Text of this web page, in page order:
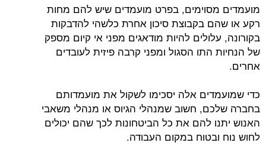
מועמדים מסוימים, בפרט מועמדים שיש להם מחות
רקע או שהם בקבוצת סיכון אחרת כלשהי להדבקות
בקורונה, עלולים להיות מודאגים מפני אי קיום מספק
של הנחיות התו הסגול ומפני קרבה פיזית לעובדים
אחרים.
כדי שמועמדים אלה יסכימו לשקול את מועמדותם
בחברה שלכם, חשוב שמנהלי הגיוס או מנהלי משאבי
האנוש יתנו להם את כל הביטחונות לכך שהם יכולים
לחוש נוח ובטוח במקום העבודה.